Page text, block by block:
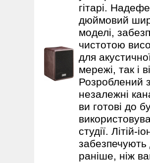
гітарі.
дюймовий
моделі,
чистотою
для
мережі, так і
Розроблений
незалежні
ви готові до
студії. Літій-
забезпечують
раніше, ніж